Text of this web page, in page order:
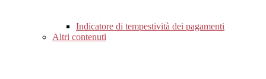
Indicatore di tempestività dei pagamenti
Altri contenuti